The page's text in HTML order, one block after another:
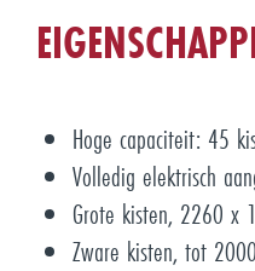
Hoge capaciteit: 45
Volledig elektrisch
Grote kisten, 2260 x
Zware kisten, tot